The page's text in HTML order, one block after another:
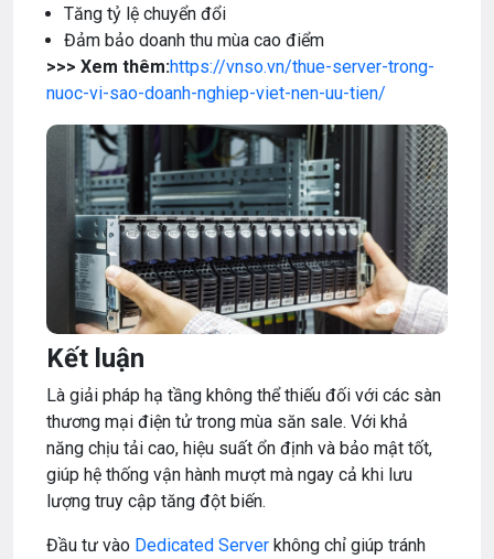
Tăng tỷ lệ chuyển đổi
Đảm bảo doanh thu mùa cao điểm
>>> Xem thêm:https://vnso.vn/thue-server-trong-
nuoc-vi-sao-doanh-nghiep-viet-nen-uu-tien/
Kết luận
Là giải pháp hạ tầng không thể thiếu đối với các sàn
thương mại điện tử trong mùa săn sale. Với khả
năng chịu tải cao, hiệu suất ổn định và bảo mật tốt,
giúp hệ thống vận hành mượt mà ngay cả khi lưu
lượng truy cập tăng đột biến.
Đầu tư vào Dedicated Server không chỉ giúp tránh